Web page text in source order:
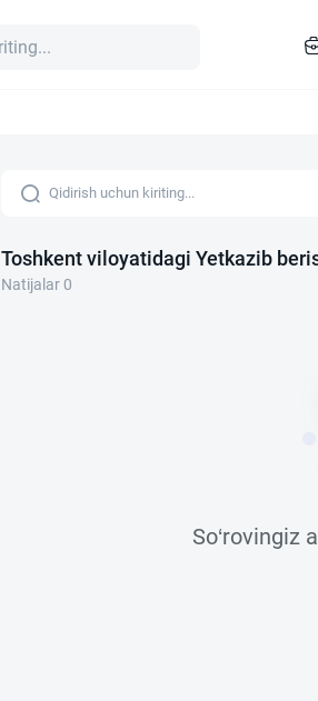
Toshkent viloyatidagi Yetkazib
Natijalar 0
So‘rovingiz